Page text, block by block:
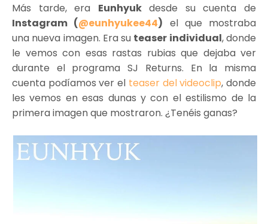
Más tarde, era Eunhyuk desde su cuenta de
Instagram (@eunhyukee44) el que mostraba
una nueva imagen. Era su teaser individual, donde
le vemos con esas rastas rubias que dejaba ver
durante el programa SJ Returns. En la misma
cuenta podíamos ver el teaser del videoclip, donde
les vemos en esas dunas y con el estilismo de la
primera imagen que mostraron. ¿Tenéis ganas?